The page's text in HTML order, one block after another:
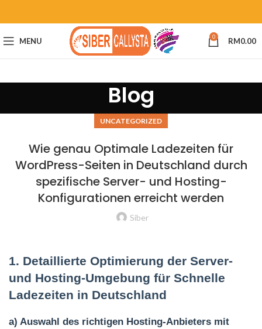
MENU 0 RM0.00
Blog
UNCATEGORIZED
Wie genau Optimale Ladezeiten für
WordPress-Seiten in Deutschland durch
spezifische Server- und Hosting-
Konfigurationen erreicht werden
Siber
1. Detaillierte Optimierung der Server-
und Hosting-Umgebung für Schnelle
Ladezeiten in Deutschland
a) Auswahl des richtigen Hosting-Anbieters mit